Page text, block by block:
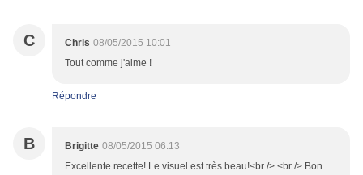
C Chris 08/05/2015 10:01
Tout comme j'aime !
Répondre
B Brigitte 08/05/2015 06:13
Excellente recette! Le visuel est très beau!<br /> <br /> Bon